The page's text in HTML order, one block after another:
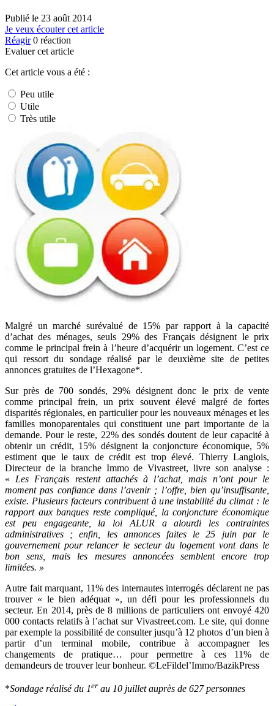
Publié le 23 août 2014
Je veux écouter cet article
Réagir 0 réaction
Evaluer cet article
Cet article vous a été :
Peu utile
Utile
Très utile
Malgré un marché surévalué de 15% par rapport à la capacité
d’achat des ménages, seuls 29% des Français désignent le prix
comme le principal frein à l’heure d’acquérir un logement. C’est ce
qui ressort du sondage réalisé par le deuxième site de petites
annonces gratuites de l’Hexagone*.
Sur près de 700 sondés, 29% désignent donc le prix de vente
comme principal frein, un prix souvent élevé malgré de fortes
disparités régionales, en particulier pour les nouveaux ménages et les
familles monoparentales qui constituent une part importante de la
demande. Pour le reste, 22% des sondés doutent de leur capacité à
obtenir un crédit, 15% désignent la conjoncture économique, 5%
estiment que le taux de crédit est trop élevé. Thierry Langlois,
Directeur de la branche Immo de Vivastreet, livre son analyse :
« Les Français restent attachés à l’achat, mais n’ont pour le
moment pas confiance dans l’avenir ; l’offre, bien qu’insuffisante,
existe. Plusieurs facteurs contribuent à une instabilité du climat : le
rapport aux banques reste compliqué, la conjoncture économique
est peu engageante, la loi ALUR a alourdi les contraintes
administratives ; enfin, les annonces faites le 25 juin par le
gouvernement pour relancer le secteur du logement vont dans le
bon sens, mais les mesures annoncées semblent encore trop
limitées. »
Autre fait marquant, 11% des internautes interrogés déclarent ne pas
trouver « le bien adéquat », un défi pour les professionnels du
secteur. En 2014, près de 8 millions de particuliers ont envoyé 420
000 contacts relatifs à l’achat sur Vivastreet.com. Le site, qui donne
par exemple la possibilité de consulter jusqu’à 12 photos d’un bien à
partir d’un terminal mobile, contribue à accompagner les
changements de pratique… pour permettre à ces 11% de
demandeurs de trouver leur bonheur. ©LeFildel’Immo/BazikPress
*Sondage réalisé du 1er au 10 juillet auprès de 627 personnes